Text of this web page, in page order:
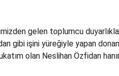
gelen toplumcu duyarlıkla
gibi işini yüreğiyle yapan
olan Neslihan Özfidan